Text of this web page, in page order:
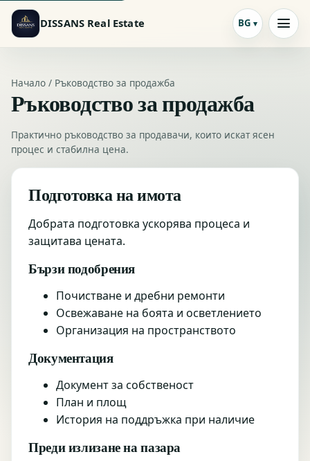
DISSANS Real Estate BG
Начало / Ръководство за продажба
Ръководство за продажба
Практично ръководство за продавачи, които искат ясен
процес и стабилна цена.
Подготовка на имота
Добрата подготовка ускорява процеса и
защитава цената.
Бързи подобрения
Почистване и дребни ремонти
Освежаване на боята и осветлението
Организация на пространството
Документация
Документ за собственост
План и площ
История на поддръжка при наличие
Преди излизане на пазара